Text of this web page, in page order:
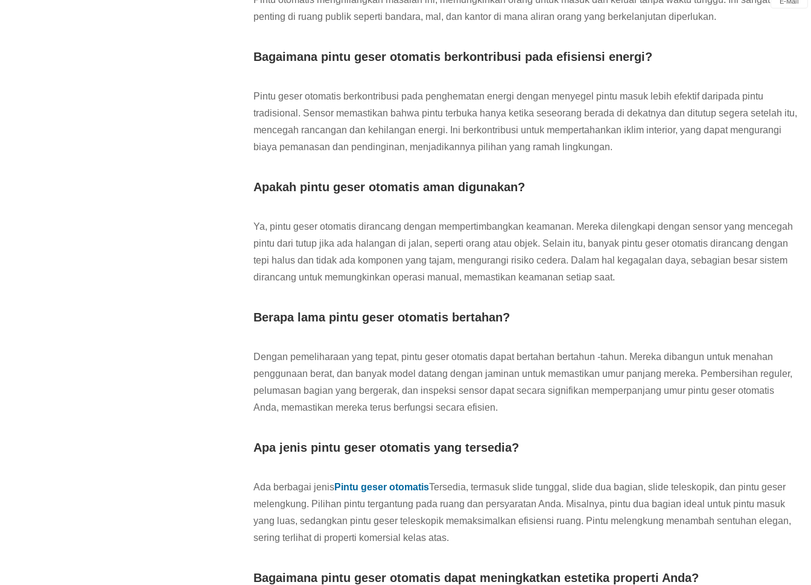
penting di ruang publik seperti bandara, mal, dan kantor di mana aliran orang yang berkelanjutan diperlukan.
Bagaimana pintu geser otomatis berkontribusi pada efisiensi energi?
Pintu geser otomatis berkontribusi pada penghematan energi dengan menyegel pintu masuk lebih efektif daripada pintu
tradisional. Sensor memastikan bahwa pintu terbuka hanya ketika seseorang berada di dekatnya dan ditutup segera setelah itu,
mencegah rancangan dan kehilangan energi. Ini berkontribusi untuk mempertahankan iklim interior, yang dapat mengurangi
biaya pemanasan dan pendinginan, menjadikannya pilihan yang ramah lingkungan.
Apakah pintu geser otomatis aman digunakan?
Ya, pintu geser otomatis dirancang dengan mempertimbangkan keamanan. Mereka dilengkapi dengan sensor yang mencegah
pintu dari tutup jika ada halangan di jalan, seperti orang atau objek. Selain itu, banyak pintu geser otomatis dirancang dengan
tepi halus dan tidak ada komponen yang tajam, mengurangi risiko cedera. Dalam hal kegagalan daya, sebagian besar sistem
dirancang untuk memungkinkan operasi manual, memastikan keamanan setiap saat.
Berapa lama pintu geser otomatis bertahan?
Dengan pemeliharaan yang tepat, pintu geser otomatis dapat bertahan bertahun -tahun. Mereka dibangun untuk menahan
penggunaan berat, dan banyak model datang dengan jaminan untuk memastikan umur panjang mereka. Pembersihan reguler,
pelumasan bagian yang bergerak, dan inspeksi sensor dapat secara signifikan memperpanjang umur pintu geser otomatis
Anda, memastikan mereka terus berfungsi secara efisien.
Apa jenis pintu geser otomatis yang tersedia?
Ada berbagai jenisPintu geser otomatisTersedia, termasuk slide tunggal, slide dua bagian, slide teleskopik, dan pintu geser
melengkung. Pilihan pintu tergantung pada ruang dan persyaratan Anda. Misalnya, pintu dua bagian ideal untuk pintu masuk
yang luas, sedangkan pintu geser teleskopik memaksimalkan efisiensi ruang. Pintu melengkung menambah sentuhan elegan,
sering terlihat di properti komersial kelas atas.
Bagaimana pintu geser otomatis dapat meningkatkan estetika properti Anda?